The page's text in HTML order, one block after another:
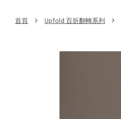
首頁 › Upfold 百折翻轉系列 ›